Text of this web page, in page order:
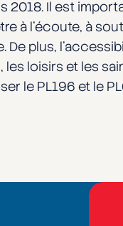
2018. Il est
à l’écoute, à
plus,
loisirs et les
le PL196 et le